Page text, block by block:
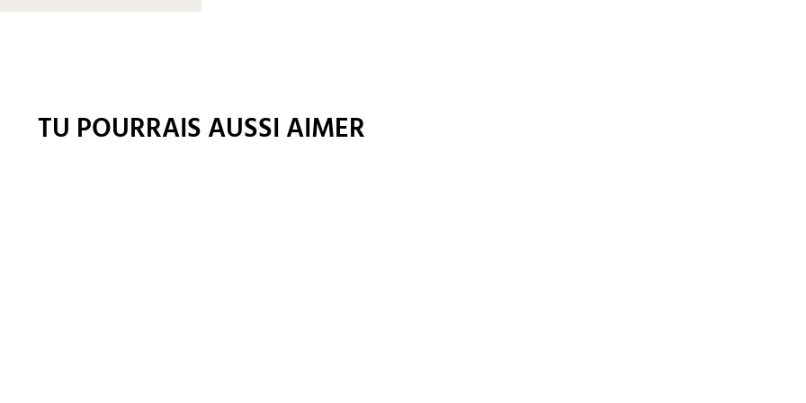
TU POURRAIS AUSSI AIMER